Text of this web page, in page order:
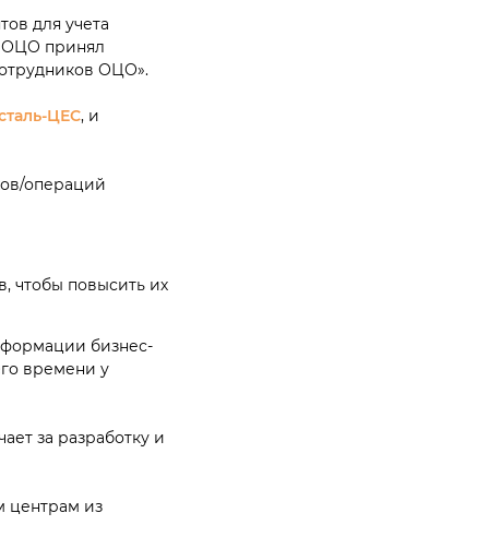
для учета
ОЦО принял
ОЦО».
ЦЕС, и
операций
чтобы повысить их
бизнес-
времени у
за разработку и
центрам из